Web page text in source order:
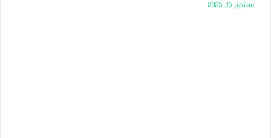
سبتمبر 15, 2025